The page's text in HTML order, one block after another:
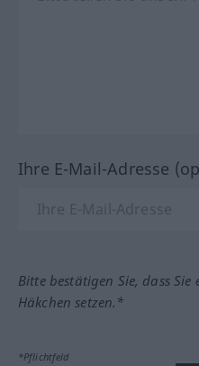
Ihre E-Mail-Adresse
Bitte bestätigen Sie, dass
Häkchen setzen.*
*Pflichtfeld